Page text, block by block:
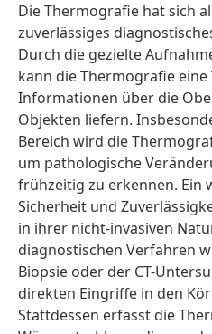
Die Thermografie hat sich
zuverlässiges
Durch die gezielte
kann die Thermografie eine
Informationen über die
Objekten liefern.
Bereich wird die
um pathologische
frühzeitig zu erkennen. Ein
Sicherheit und
in ihrer nicht-invasiven
diagnostischen Verfahren
Biopsie oder der CT-
direkten Eingriffe in den
Stattdessen erfasst die